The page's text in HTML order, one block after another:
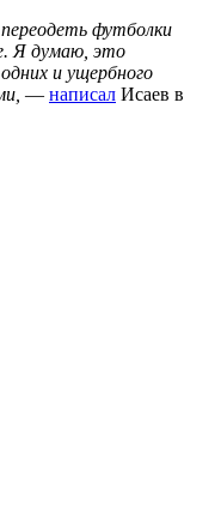
футболки
Я думаю, это
и ущербного
— написал Исаев в